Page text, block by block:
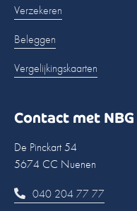
Verzekeren
Beleggen
Vergelijkingskaarten
Contact met NBG
De Pinckart 54
5674 CC Nuenen
040 204 77 77